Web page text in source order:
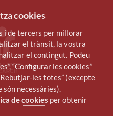
cookies
i de tercers per millorar
el trànsit, la vostra
el contingut. Podeu
“Configurar les cookies”
les totes” (excepte
són necessàries).
de cookies per obtenir